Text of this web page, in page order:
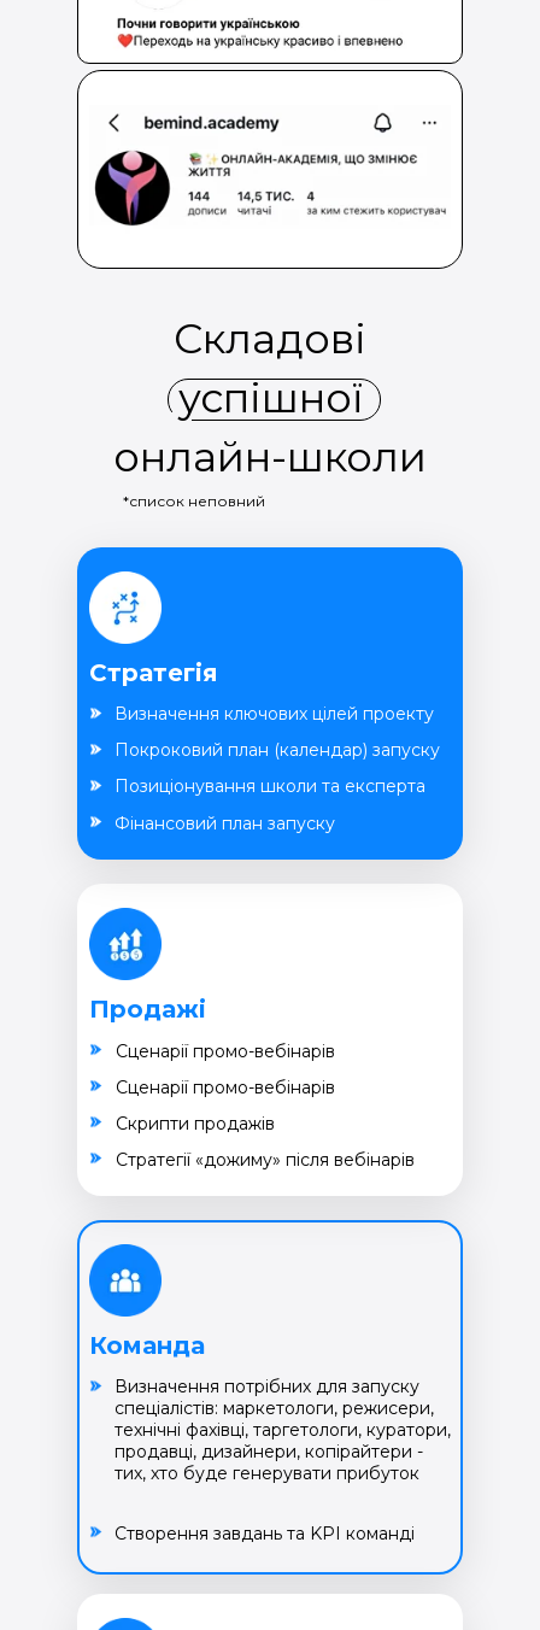
*список неповний
Складові
успішної
онлайн-школи
Команда
Визначення потрібних для запуску
спеціалістів: маркетологи, режисери,
технічні фахівці, таргетологи, куратори,
продавці, дизайнери, копірайтери -
тих, хто буде генерувати прибуток
Створення завдань та KPI команді
Стратегія
Визначення ключових цілей проекту
Позиціонування школи та експерта
Покроковий план (календар) запуску
Фінансовий план запуску
Продажі
Cценарії промо-вебінарів
Cкрипти продажів
Cценарії промо-вебінарів
Cтратегії «дожиму» після вебінарів